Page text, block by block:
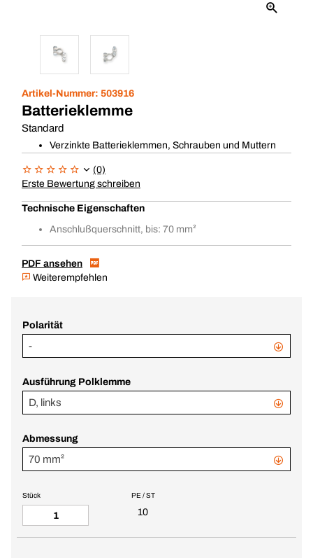
Artikel-Nummer: 503916
Batterieklemme
Standard
Verzinkte Batterieklemmen, Schrauben und Muttern
(0)
Erste Bewertung schreiben
Technische Eigenschaften
Anschlußquerschnitt, bis: 70 mm²
PDF ansehen
Weiterempfehlen
Polarität
-
Ausführung Polklemme
D, links
Abmessung
70 mm²
PE / ST
10
Stück